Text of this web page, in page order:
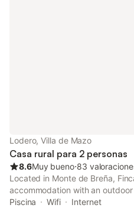
Lodero, Villa de Mazo
Casa rural para 2 personas
8.6Muy bueno⋅83
Located in Monte de Breña,
accommodation with an
terrace. The hotel also provides
Piscina Wifi
Internet